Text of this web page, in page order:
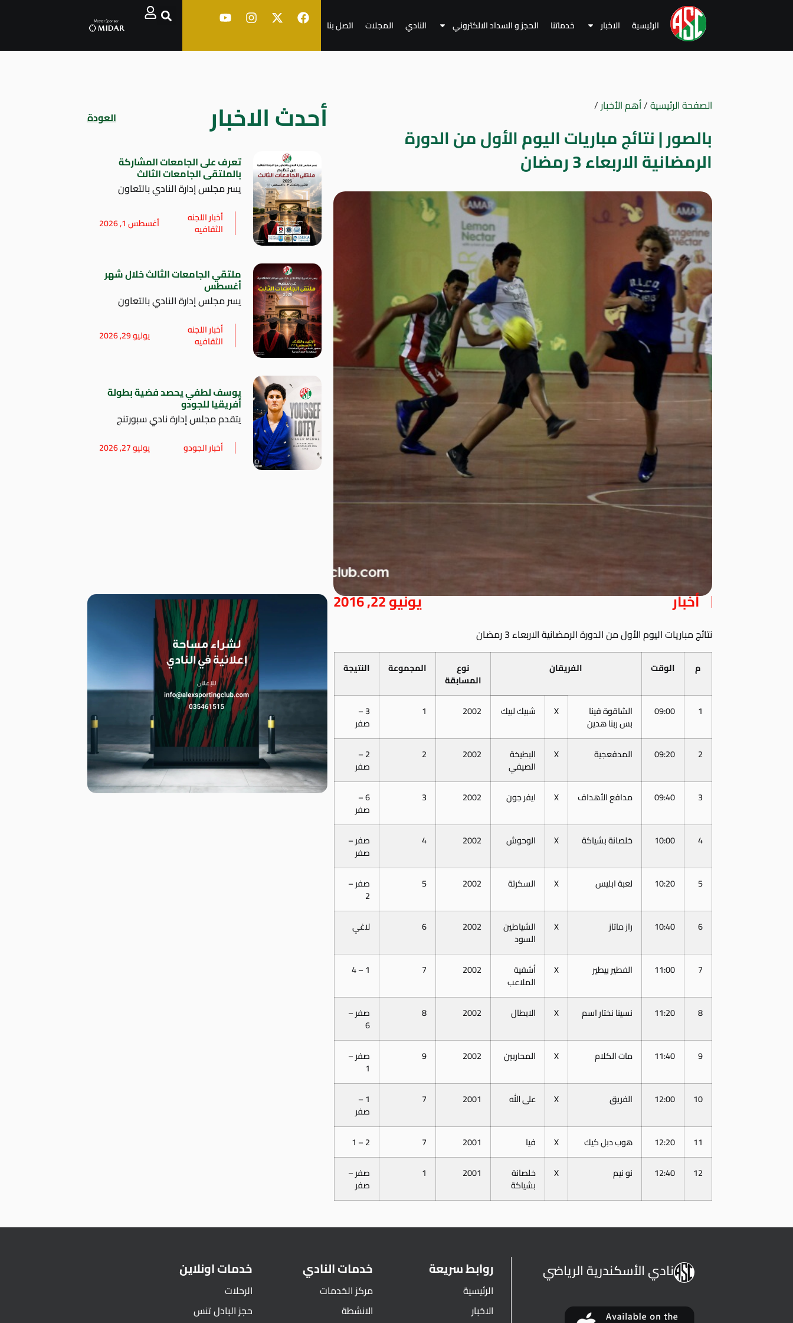
الرئيسية الاخبار خدماتنا الحجز و السداد الالكتروني النادي المجلات اتصل بنا
الصفحة الرئيسية/أهم الأخبار/
بالصور | نتائج مباريات اليوم الأول من الدورة
الرمضانية الاربعاء 3 رمضان
أخبار يونيو 22, 2016
نتائج مباريات اليوم الأول من الدورة الرمضانية الاربعاء 3 رمضان
م الوقت الفريقان نوع
المسابقة
المجموعة النتيجة
1
09:00 الشاقوة فينا
بس ربنا هدين
X شبيك لبيك 2002
1
3 –
صفر
2
09:20 المدفعجية X البطيخة
الصيفي
2002
2
2 –
صفر
3
09:40 مدافع الأهداف X ايفر جون 2002
3
6 –
صفر
4
10:00 خلصانة بشياكة X الوحوش 2002
4 صفر –
صفر
5
10:20 لعبة ابليس X السكرتة 2002
5 صفر –
2
6
10:40 راز ماتاز X الشياطين
السود
2002
6 لاغي
7
11:00 الفطير بيطير X أشقية
الملاعب
2002
7
1 – 4
8
11:20 نسينا نختار اسم X الابطال 2002
8 صفر –
6
9
11:40 مات الكلام X المحاربين 2002
9 صفر –
1
10
12:00 الفريق X على الله 2001
7
1 –
صفر
11
12:20 هوب دبل كيك X فيا 2001
7
2 – 1
12
12:40 نو نيم X خلصانة
بشياكة
2001
1 صفر –
صفر
أحدث الاخبار العودة
تعرف على الجامعات المشاركة
بالملتقى الجامعات الثالث
يسر مجلس إدارة النادي بالتعاون
أخبار اللجنه
الثقافيه أغسطس 1, 2026
ملتقي الجامعات الثالث خلال شهر
أغسطس
يسر مجلس إدارة النادي بالتعاون
أخبار اللجنه
الثقافيه يوليو 29, 2026
يوسف لطفي يحصد فضية بطولة
أفريقيا للجودو
يتقدم مجلس إدارة نادي سبورتنج
أخبار الجودو يوليو 27, 2026
نادي الأسكندرية الرياضي روابط سريعة
الرئيسية
الاخبار
خدمات النادي
مركز الخدمات
الانشطة
خدمات اونلاين
الرحلات
حجز البادل تنس